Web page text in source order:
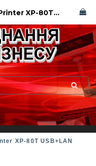
XP-80T USB+LAN
Чековый термопринтер XPrinter XP-80T USB+LAN